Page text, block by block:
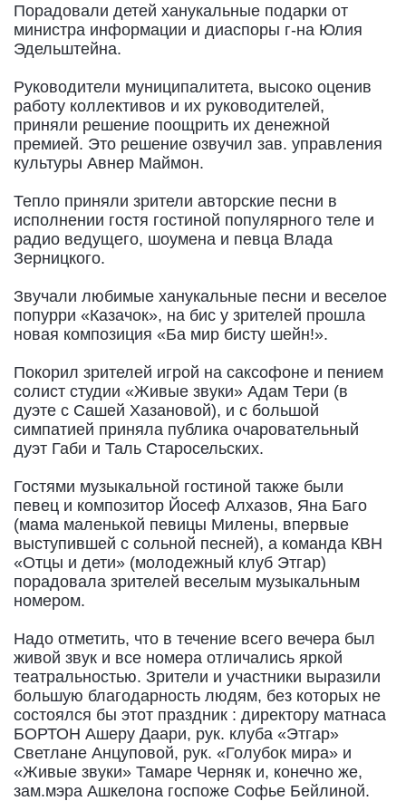
Порадовали детей ханукальные подарки от
министра информации и диаспоры г-на Юлия
Эдельштейна.
Руководители муниципалитета, высоко оценив
работу коллективов и их руководителей,
приняли решение поощрить их денежной
премией. Это решение озвучил зав. управления
культуры Авнер Маймон.
Тепло приняли зрители авторские песни в
исполнении гостя гостиной популярного теле и
радио ведущего, шоумена и певца Влада
Зерницкого.
Звучали любимые ханукальные песни и веселое
попурри «Казачок», на бис у зрителей прошла
новая композиция «Ба мир бисту шейн!».
Покорил зрителей игрой на саксофоне и пением
солист студии «Живые звуки» Адам Тери (в
дуэте с Сашей Хазановой), и с большой
симпатией приняла публика очаровательный
дуэт Габи и Таль Старосельских.
Гостями музыкальной гостиной также были
певец и композитор Йосеф Алхазов, Яна Баго
(мама маленькой певицы Милены, впервые
выступившей с сольной песней), а команда КВН
«Отцы и дети» (молодежный клуб Этгар)
порадовала зрителей веселым музыкальным
номером.
Надо отметить, что в течение всего вечера был
живой звук и все номера отличались яркой
театральностью. Зрители и участники выразили
большую благодарность людям, без которых не
состоялся бы этот праздник : директору матнаса
БОРТОН Ашеру Даари, рук. клуба «Этгар»
Светлане Анцуповой, рук. «Голубок мира» и
«Живые звуки» Тамаре Черняк и, конечно же,
зам.мэра Ашкелона госпоже Софье Бейлиной.